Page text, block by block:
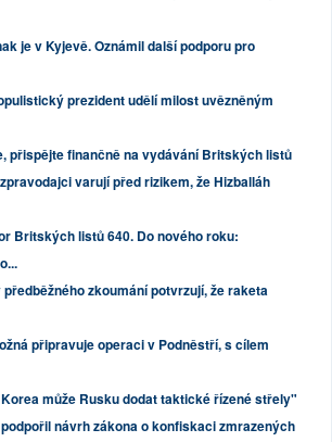
je v Kyjevě. Oznámil další podporu pro
prezident udělí milost uvězněným
přispějte finančně na vydávání Britských listů
varují před rizikem, že Hizballáh
Britských listů 640. Do nového roku:
zkoumání potvrzují, že raketa
připravuje operaci v Podněstří, s cílem
může Rusku dodat taktické řízené střely"
návrh zákona o konfiskaci zmrazených